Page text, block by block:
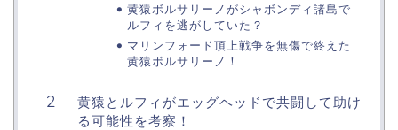
黄猿ボルサリーノがシャボンディ諸島で
ルフィを逃がしていた？
マリンフォード頂上戦争を無傷で終えた
黄猿ボルサリーノ！
黄猿とルフィがエッグヘッドで共闘して助け
る可能性を考察！